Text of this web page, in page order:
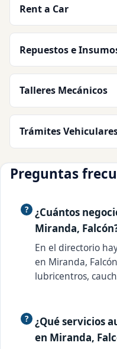
Rent a Car
Repuestos e
Talleres Mecánicos
Trámites
Preguntas
¿Cuántos
Miranda,
En el directorio
en Miranda,
lubricentros,
¿Qué servicios
en Miranda,